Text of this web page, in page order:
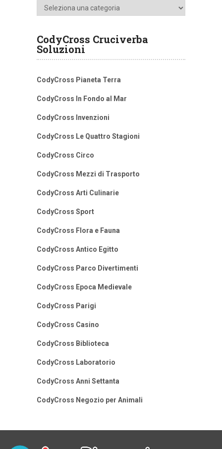
Categorie
CodyCross Cruciverba
Soluzioni
CodyCross Pianeta Terra
CodyCross In Fondo al Mar
CodyCross Invenzioni
CodyCross Le Quattro Stagioni
CodyCross Circo
CodyCross Mezzi di Trasporto
CodyCross Arti Culinarie
CodyCross Sport
CodyCross Flora e Fauna
CodyCross Antico Egitto
CodyCross Parco Divertimenti
CodyCross Epoca Medievale
CodyCross Parigi
CodyCross Casino
CodyCross Biblioteca
CodyCross Laboratorio
CodyCross Anni Settanta
CodyCross Negozio per Animali